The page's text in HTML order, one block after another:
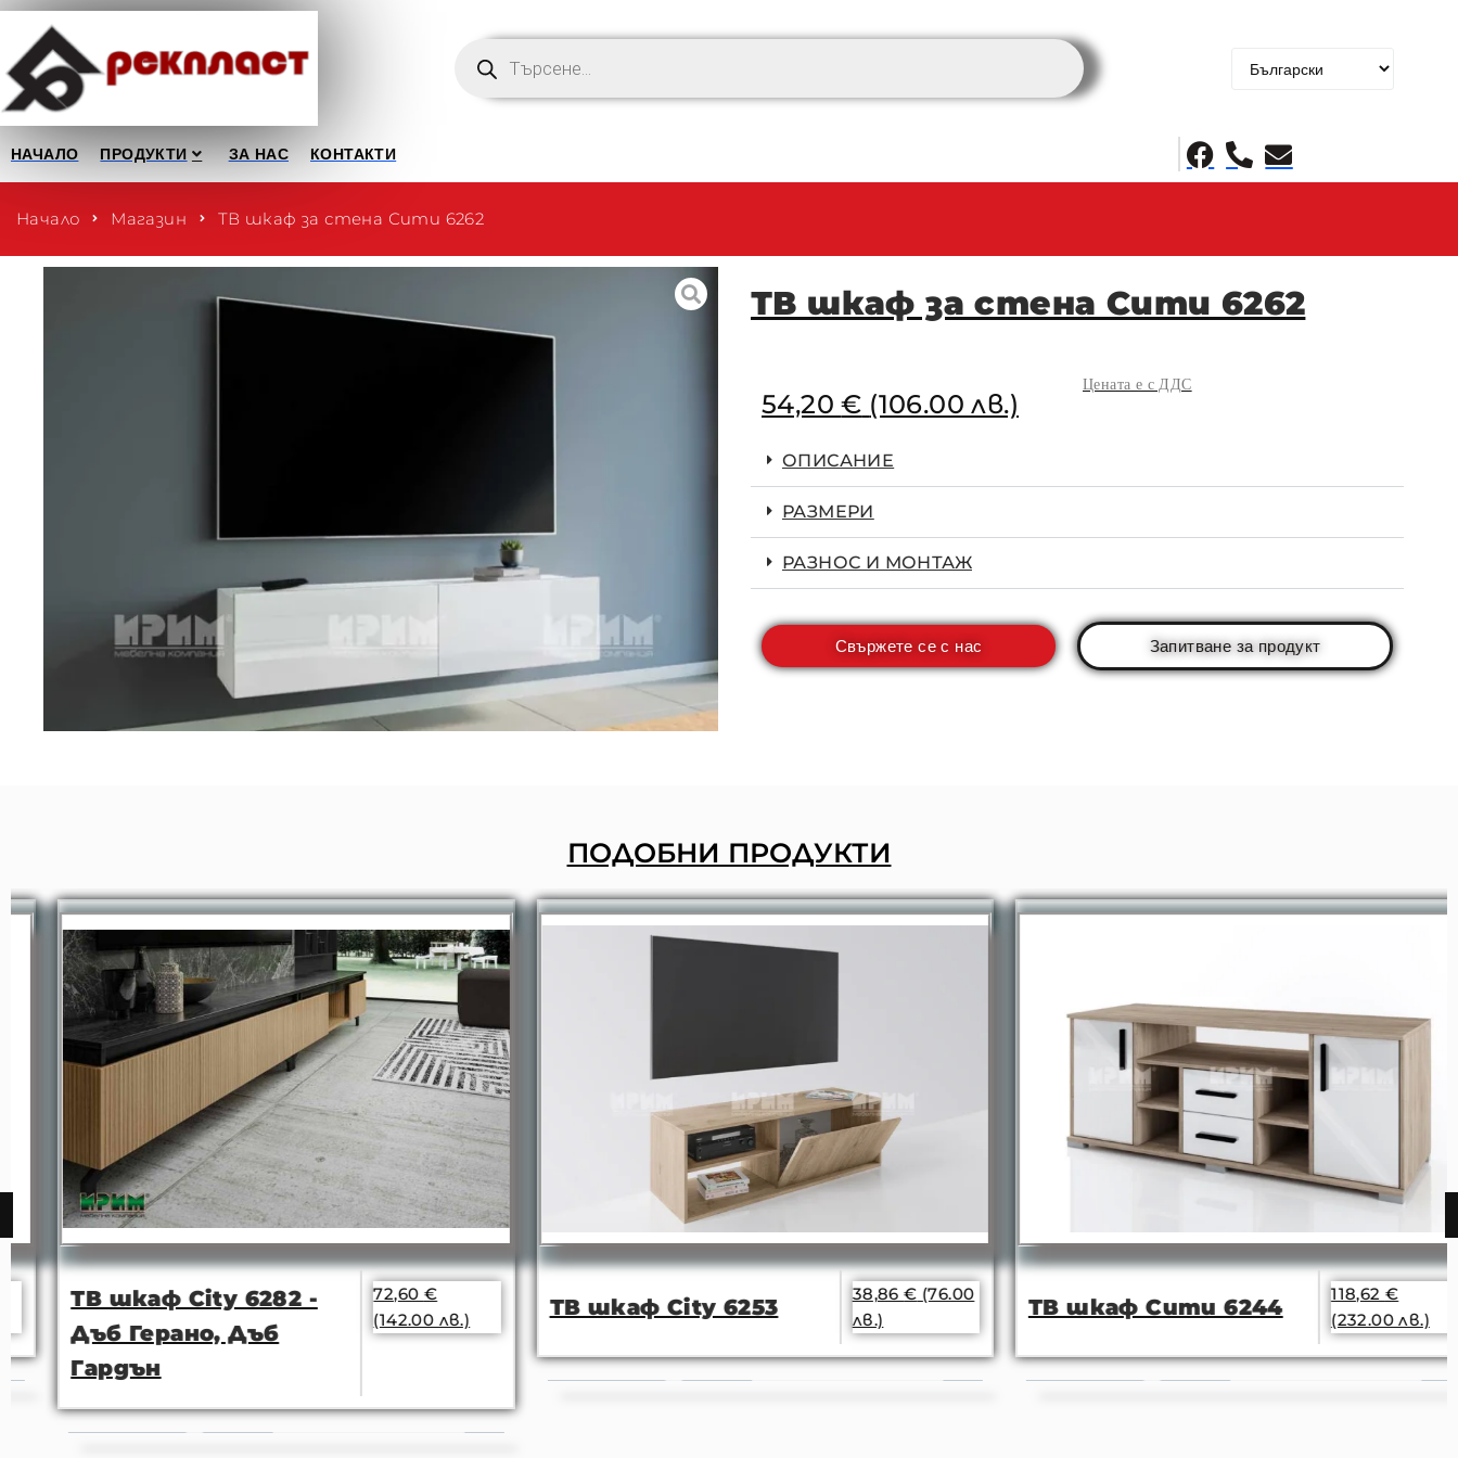
НАЧАЛО ПРОДУКТИ ЗА НАС КОНТАКТИ
Начало Магазин ТВ шкаф за стена Сити 6262
ТВ шкаф за стена Сити 6262
54,20€ (106.00 лв.)
Цената е с ДДС
ОПИСАНИЕ
РАЗМЕРИ
РАЗНОС И МОНТАЖ
Свържете се с нас Запитване за продукт
ПОДОБНИ ПРОДУКТИ
ТВ шкаф City 6282 -
Дъб Герано, Дъб
Гардън
72,60€
(142.00 лв.)
ТВ шкаф City 6253
38,86€ (76.00
ТВ шкаф Сити 6244
118,62€
(232.00 лв.)